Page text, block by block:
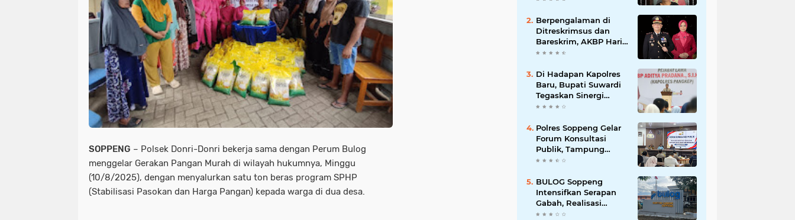
SOPPENG – Polsek Donri-Donri bekerja sama dengan Perum Bulog
menggelar Gerakan Pangan Murah di wilayah hukumnya, Minggu
(10/8/2025), dengan menyalurkan satu ton beras program SPHP
(Stabilisasi Pasokan dan Harga Pangan) kepada warga di dua desa.
Berpengalaman di
Ditreskrimsus dan
Bareskrim, AKBP Hari
Budiyanto Nahkodai
Di Hadapan Kapolres
Baru, Bupati Suwardi
Tegaskan Sinergi
Kunci Pembangunan
Polres Soppeng Gelar
Forum Konsultasi
Publik, Tampung
Masukan untuk
BULOG Soppeng
Intensifkan Serapan
Gabah, Realisasi
Harian Tembus 1.500